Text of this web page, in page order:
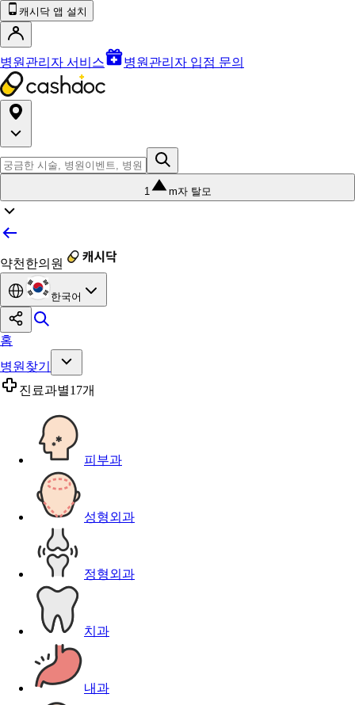
캐시닥 앱 설치
병원관리자 서비스 병원관리자 입점 문의
1 m자 탈모
약천한의원
한국어
홈
병원찾기
진료과별17개
피부과
성형외과
정형외과
치과
내과